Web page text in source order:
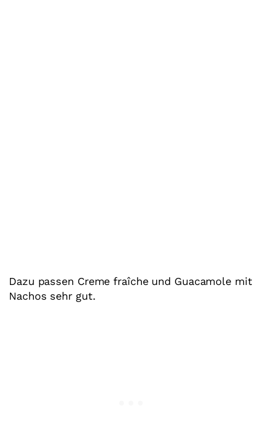
Dazu passen Creme fraîche und Guacamole mit
Nachos sehr gut.